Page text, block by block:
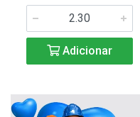
Adicionar